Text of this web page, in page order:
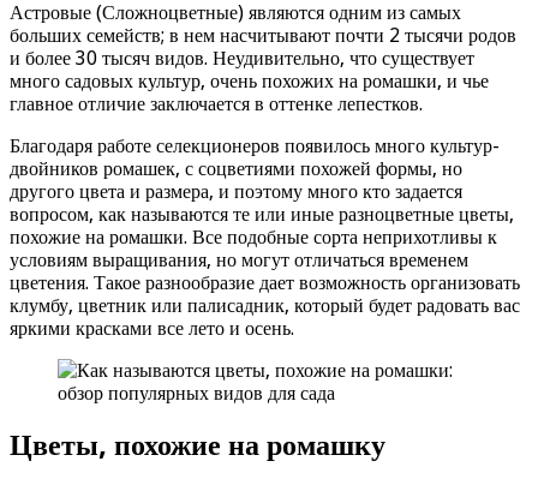
Астровые (Сложноцветные) являются одним из самых
больших семейств; в нем насчитывают почти 2 тысячи родов
и более 30 тысяч видов. Неудивительно, что существует
много садовых культур, очень похожих на ромашки, и чье
главное отличие заключается в оттенке лепестков.
Благодаря работе селекционеров появилось много культур-
двойников ромашек, с соцветиями похожей формы, но
другого цвета и размера, и поэтому много кто задается
вопросом, как называются те или иные разноцветные цветы,
похожие на ромашки. Все подобные сорта неприхотливы к
условиям выращивания, но могут отличаться временем
цветения. Такое разнообразие дает возможность организовать
клумбу, цветник или палисадник, который будет радовать вас
яркими красками все лето и осень.
Цветы, похожие на ромашку